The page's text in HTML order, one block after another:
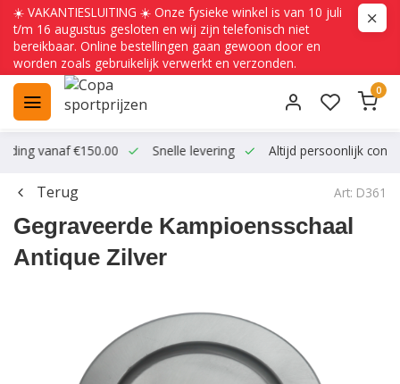
☀️ VAKANTIESLUITING ☀️ Onze fysieke winkel is van 10 juli
t/m 16 augustus gesloten en wij zijn telefonisch niet
bereikbaar. Online bestellingen gaan gewoon door en
worden zoals gebruikelijk verwerkt en verzonden.
0
vanaf €150.00 Snelle levering Altijd persoonlijk
Terug Art: D361
Gegraveerde Kampioensschaal
Antique Zilver